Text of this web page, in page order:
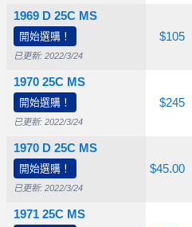
1969 D 25C MS
開始選購！
已更新: 2022/3/24
1970 25C MS
開始選購！
已更新: 2022/3/24
1970 D 25C MS
開始選購！
已更新: 2022/3/24
1971 25C MS
$10.00 $105
$12.50 $245
$10.00 $45.00